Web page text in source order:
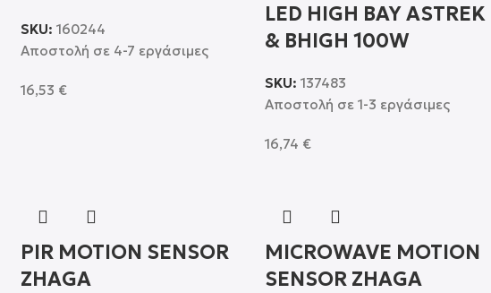
SKU:160244
Αποστολή σε 4-7 εργάσιμες
16,53 €
LED HIGH BAY ASTREK
& BHIGH 100W
SKU:137483
Αποστολή σε 1-3 εργάσιμες
16,74 €
PIR MOTION SENSOR
ZHAGA
MICROWAVE MOTION
SENSOR ZHAGA